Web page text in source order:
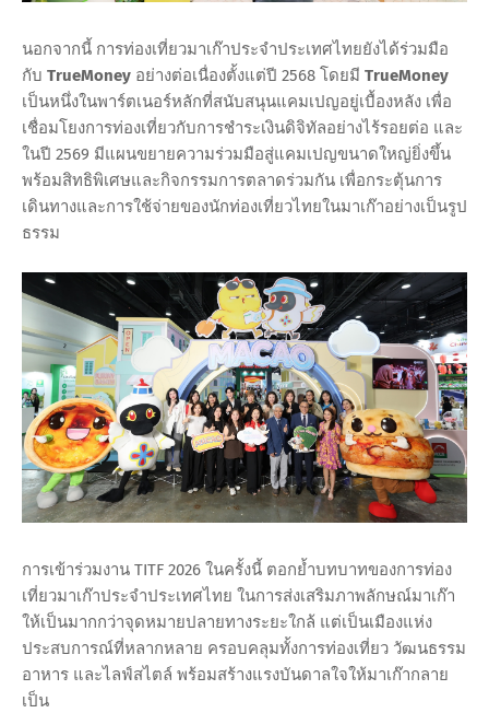
นอกจากนี้ การท่องเที่ยวมาเก๊าประจำประเทศไทยยังได้ร่วมมือ
กับ TrueMoney อย่างต่อเนื่องตั้งแต่ปี 2568 โดยมี TrueMoney
เป็นหนึ่งในพาร์ตเนอร์หลักที่สนับสนุนแคมเปญอยู่เบื้องหลัง เพื่อ
เชื่อมโยงการท่องเที่ยวกับการชำระเงินดิจิทัลอย่างไร้รอยต่อ และ
ในปี 2569 มีแผนขยายความร่วมมือสู่แคมเปญขนาดใหญ่ยิ่งขึ้น
พร้อมสิทธิพิเศษและกิจกรรมการตลาดร่วมกัน เพื่อกระตุ้นการ
เดินทางและการใช้จ่ายของนักท่องเที่ยวไทยในมาเก๊าอย่างเป็นรูป
ธรรม
การเข้าร่วมงาน TITF 2026 ในครั้งนี้ ตอกย้ำบทบาทของการท่อง
เที่ยวมาเก๊าประจำประเทศไทย ในการส่งเสริมภาพลักษณ์มาเก๊า
ให้เป็นมากกว่าจุดหมายปลายทางระยะใกล้ แต่เป็นเมืองแห่ง
ประสบการณ์ที่หลากหลาย ครอบคลุมทั้งการท่องเที่ยว วัฒนธรรม
อาหาร และไลฟ์สไตล์ พร้อมสร้างแรงบันดาลใจให้มาเก๊ากลาย
เป็น